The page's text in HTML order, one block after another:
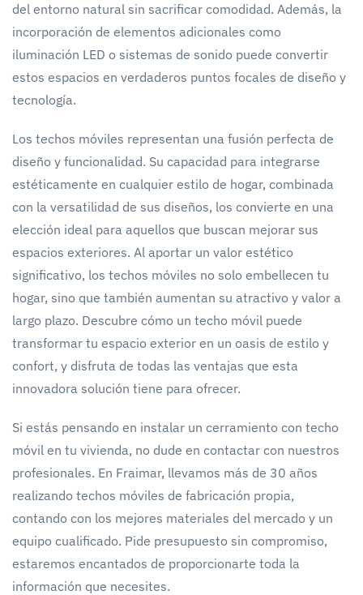
del entorno natural sin sacrificar comodidad. Además, la
incorporación de elementos adicionales como
iluminación LED o sistemas de sonido puede convertir
estos espacios en verdaderos puntos focales de diseño y
tecnología.
Los techos móviles representan una fusión perfecta de
diseño y funcionalidad. Su capacidad para integrarse
estéticamente en cualquier estilo de hogar, combinada
con la versatilidad de sus diseños, los convierte en una
elección ideal para aquellos que buscan mejorar sus
espacios exteriores. Al aportar un valor estético
significativo, los techos móviles no solo embellecen tu
hogar, sino que también aumentan su atractivo y valor a
largo plazo. Descubre cómo un techo móvil puede
transformar tu espacio exterior en un oasis de estilo y
confort, y disfruta de todas las ventajas que esta
innovadora solución tiene para ofrecer.
Si estás pensando en instalar un cerramiento con techo
móvil en tu vivienda, no dude en contactar con nuestros
profesionales. En Fraimar, llevamos más de 30 años
realizando techos móviles de fabricación propia,
contando con los mejores materiales del mercado y un
equipo cualificado. Pide presupuesto sin compromiso,
estaremos encantados de proporcionarte toda la
información que necesites.